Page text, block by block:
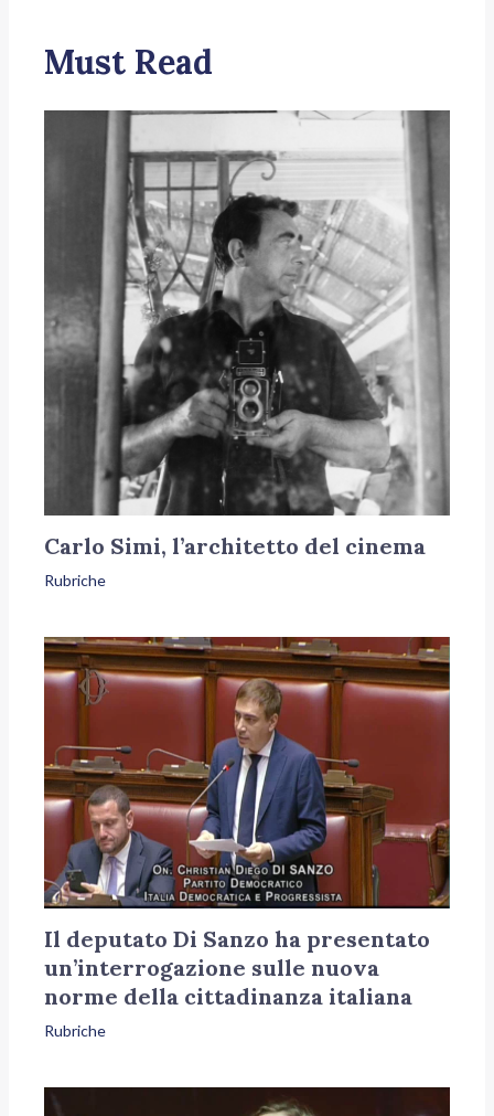
Must Read
Carlo Simi, l’architetto del cinema
Rubriche
Il deputato Di Sanzo ha presentato
un’interrogazione sulle nuova
norme della cittadinanza italiana
Rubriche